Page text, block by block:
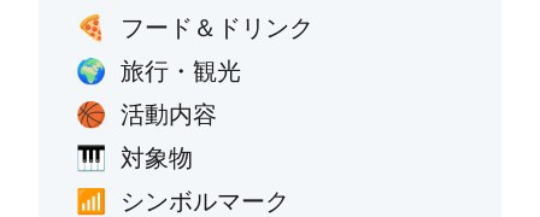
🍕 フード＆ドリンク
🌍 旅行・観光
🏀 活動内容
🎹 対象物
📶 シンボルマーク